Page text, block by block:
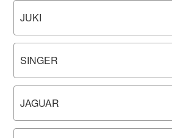
JUKI
SINGER
JAGUAR